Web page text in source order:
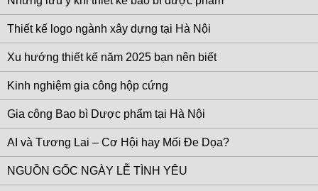
Thiết kế logo ngành xây dựng tại Hà Nội
Xu hướng thiết kế năm 2025 bạn nên biết
Kinh nghiệm gia công hộp cứng
Gia công Bao bì Dược phẩm tại Hà Nội
AI và Tương Lai – Cơ Hội hay Mối Đe Dọa?
NGUỒN GỐC NGÀY LỄ TÌNH YÊU